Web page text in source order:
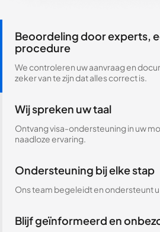
Beoordeling door experts,
procedure
We controleren uw aanvraag en
zeker van te zijn dat alles correct is.
Wij spreken uw taal
Ontvang visa-ondersteuning in uw
naadloze ervaring.
Ondersteuning bij elke stap
Ons team begeleidt en ondersteunt
Blijf geïnformeerd en